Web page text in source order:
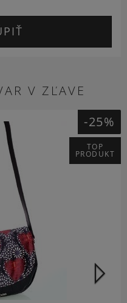
V ZĽAVE
-25%
TOP
PRODUKT